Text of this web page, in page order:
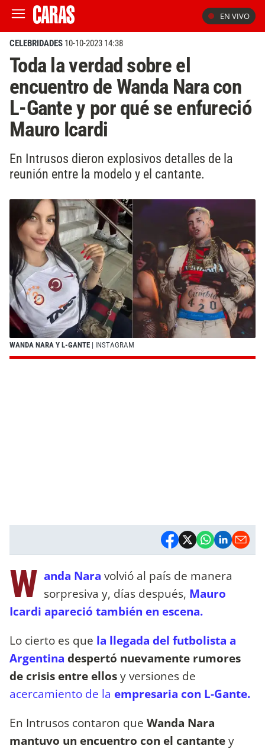
EN VIVO
CELEBRIDADES 10-10-2023 14:38
Toda la verdad sobre el
encuentro de Wanda Nara con
L-Gante y por qué se enfureció
Mauro Icardi
En Intrusos dieron explosivos detalles de la
reunión entre la modelo y el cantante.
WANDA NARA Y L-GANTE | INSTAGRAM
W anda Nara volvió al país de manera
sorpresiva y, días después, Mauro
Icardi apareció también en escena.
Lo cierto es que la llegada del futbolista a
Argentina despertó nuevamente rumores
de crisis entre ellosy versiones de
acercamiento de la empresaria con L-Gante.
En Intrusos contaron que Wanda Nara
mantuvo un encuentro con el cantantey